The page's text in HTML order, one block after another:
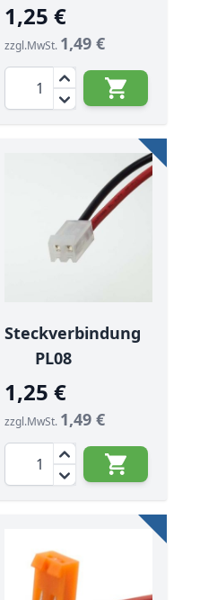
1,25 €
zzgl.MwSt. 1,49 €
Menge
Steckverbindung
PL08
1,25 €
zzgl.MwSt. 1,49 €
Menge